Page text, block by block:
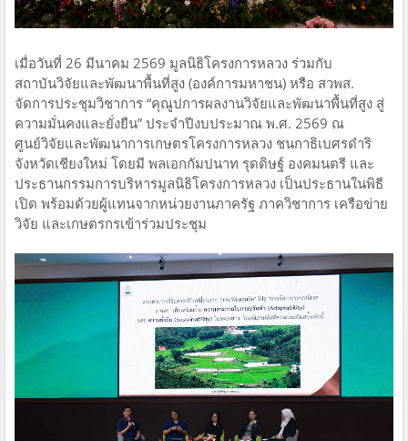
เมื่อวันที่ 26 มีนาคม 2569 มูลนิธิโครงการหลวง ร่วมกับ
สถาบันวิจัยและพัฒนาพื้นที่สูง (องค์การมหาชน) หรือ สวพส.
จัดการประชุมวิชาการ “คุณูปการผลงานวิจัยและพัฒนาพื้นที่สูง สู่
ความมั่นคงและยั่งยืน” ประจำปีงบประมาณ พ.ศ. 2569 ณ
ศูนย์วิจัยและพัฒนาการเกษตรโครงการหลวง ชนกาธิเบศรดำริ
จังหวัดเชียงใหม่ โดยมี พลเอกกัมปนาท รุดดิษฐ์ องคมนตรี และ
ประธานกรรมการบริหารมูลนิธิโครงการหลวง เป็นประธานในพิธี
เปิด พร้อมด้วยผู้แทนจากหน่วยงานภาครัฐ ภาควิชาการ เครือข่าย
วิจัย และเกษตรกรเข้าร่วมประชุม